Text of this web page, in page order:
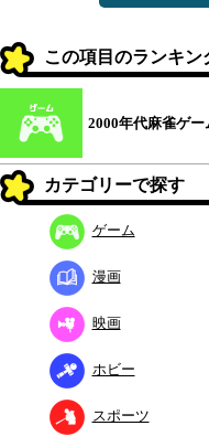
この項目のランキン
2000年代麻雀ゲ
カテゴリーで探す
ゲーム
漫画
映画
ホビー
スポーツ